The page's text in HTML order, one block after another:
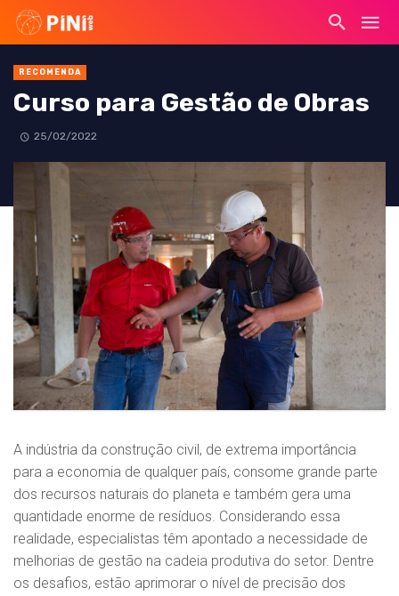
RECOMENDA
Curso para Gestão de Obras
25/02/2022
A indústria da construção civil, de extrema importância
para a economia de qualquer país, consome grande parte
dos recursos naturais do planeta e também gera uma
quantidade enorme de resíduos. Considerando essa
realidade, especialistas têm apontado a necessidade de
melhorias de gestão na cadeia produtiva do setor. Dentre
os desafios, estão aprimorar o nível de precisão dos